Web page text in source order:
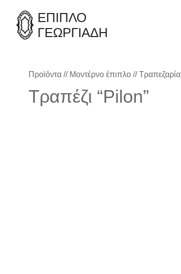
ΈΠΙΠΛΟ
ΓΕΩΡΓΙΑΔΗ
Προϊόντα // Μοντέρνο έπιπλο //Τραπεζαρία
Τραπέζι “Pilon”